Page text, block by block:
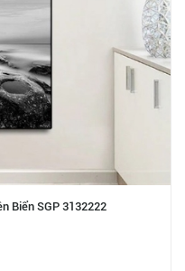
Biển SGP 3132222